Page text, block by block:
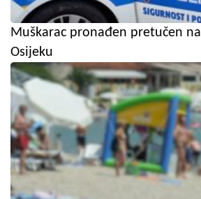
Muškarac pronađen pretučen
Osijeku